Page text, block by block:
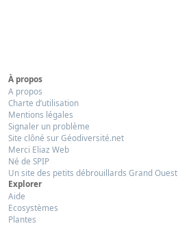
À propos
A propos
Charte d’utilisation
Mentions légales
Signaler un problème
Site clôné sur Géodiversité.net
Merci Eliaz Web
Né de SPIP
Un site des petits débrouillards Grand Ouest
Explorer
Aide
Ecosystèmes
Plantes